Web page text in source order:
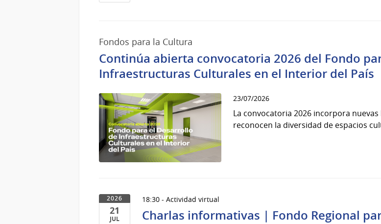
del
2026
Fondos para la Cultura
Continúa abierta convocatoria 2026 del Fondo
Infraestructuras Culturales en el Interior del País
23/07/2026
La convocatoria 2026 incorpora
reconocen la diversidad de espacios
2026
21
JUL
18:30 - Actividad virtual
Charlas informativas | Fondo Regional